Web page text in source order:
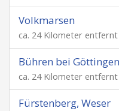
Volkmarsen
ca. 24 Kilometer entfernt
Bühren bei Göttingen
ca. 24 Kilometer entfernt
Fürstenberg, Weser